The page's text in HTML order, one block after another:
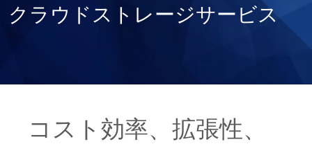
クラウドストレージサービス
コスト効率、拡張性、